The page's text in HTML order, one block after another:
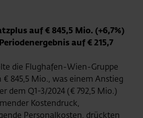
auf € 845,5 Mio. (+6,7%)
auf € 215,7
die Flughafen-Wien-Gruppe
845,5 Mio., was einem Anstieg
dem Q1-3/2024 (€ 792,5 Mio.)
Kostendruck,
Personalkosten, drückten